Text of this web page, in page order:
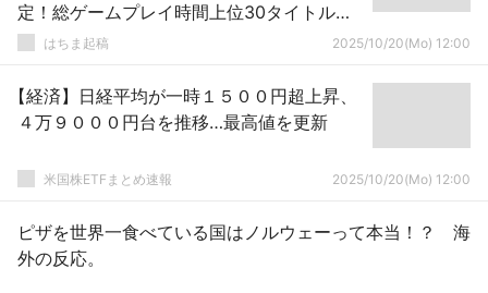
定！総ゲームプレイ時間上位30タイトルが
対象のユーザー投票もスタート
はちま起稿 2025/10/20(Mo) 12:00
【経済】日経平均が一時１５００円超上昇、
４万９０００円台を推移…最高値を更新
米国株ETFまとめ速報 2025/10/20(Mo) 12:00
ピザを世界一食べている国はノルウェーって本当！？ 海
外の反応。